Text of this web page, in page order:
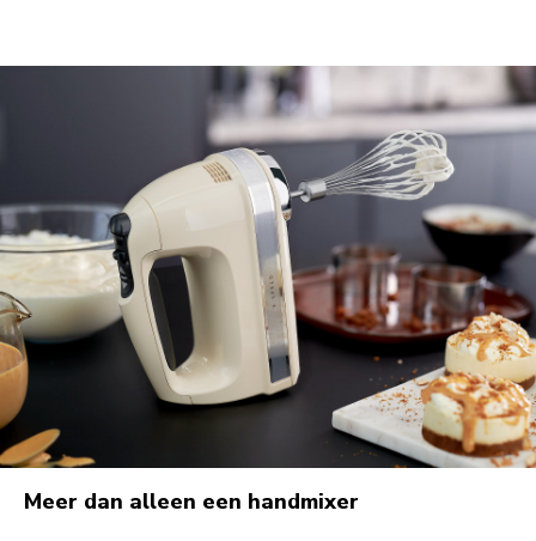
Meer dan alleen een handmixer